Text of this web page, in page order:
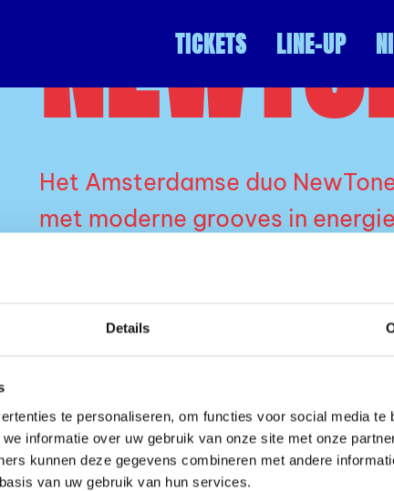
Details
te personaliseren, om functies voor social media te
informatie over uw gebruik van onze site met onze
kunnen deze gegevens combineren met andere
van uw gebruik van hun services.
TICKETS LINE-UP
Het Amsterdamse duo
met moderne grooves in
Hun eerste twee EP’s
hun tracks kregen support van
Bekend om hun all-nighters en
Lofi, Thuishaven en Colorado
uitgeroepen tot een